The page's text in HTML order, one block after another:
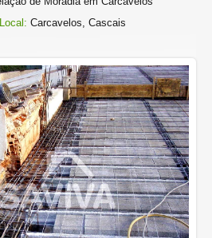
Local: Carcavelos, Cascais